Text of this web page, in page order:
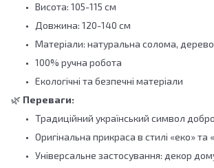
Висота: 105-115 см
Довжина: 120-140 см
Матеріали: натуральна солома,
100% ручна робота
Екологічні та безпечні матеріали
🌿 Переваги:
Традиційний український символ
Оригінальна прикраса в стилі «еко» та
Універсальне застосування: декор